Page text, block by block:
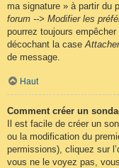
ma signature » à partir du
forum --> Modifier les
pourrez toujours
décochant la case
de message.
Haut
Comment créer un
Il est facile de créer un
ou la modification du
permissions), cliquez sur
vous ne le voyez pas,